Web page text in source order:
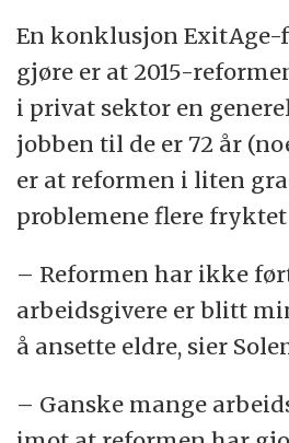
En konklusjon ExitAge-
gjøre er at 2015-
i privat sektor en
jobben til de er 72 år
er at reformen i liten
problemene flere
– Reformen har ikke
arbeidsgivere er blitt
å ansette eldre, sier
– Ganske mange